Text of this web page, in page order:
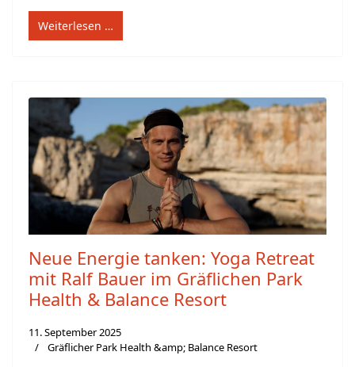
Weiterlesen …
Neue Energie tanken: Yoga Retreat
mit Ralf Bauer im Gräflichen Park
Health & Balance Resort
11. September 2025
Gräflicher Park Health &amp; Balance Resort